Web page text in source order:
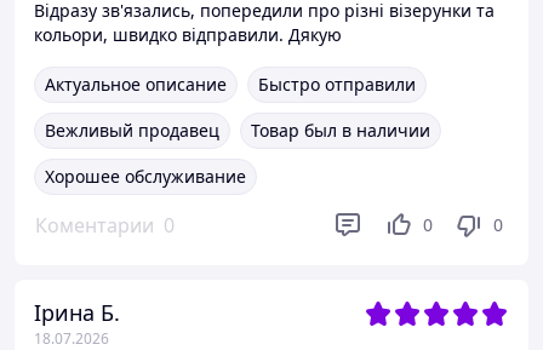
Відразу зв'язались, попередили про різні візерунки та
кольори, швидко відправили. Дякую
Актуальное описание
Быстро отправили
Вежливый продавец
Товар был в наличии
Хорошее обслуживание
Коментарии 0 0 0
Ірина Б.
18.07.2026